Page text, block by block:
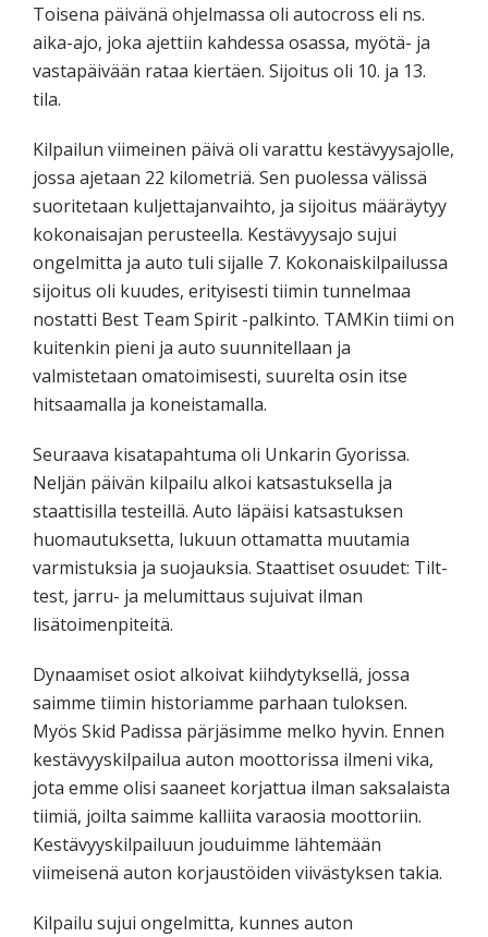
Toisena päivänä ohjelmassa oli autocross eli ns.
aika-ajo, joka ajettiin kahdessa osassa, myötä- ja
vastapäivään rataa kiertäen. Sijoitus oli 10. ja 13.
tila.
Kilpailun viimeinen päivä oli varattu kestävyysajolle,
jossa ajetaan 22 kilometriä. Sen puolessa välissä
suoritetaan kuljettajanvaihto, ja sijoitus määräytyy
kokonaisajan perusteella. Kestävyysajo sujui
ongelmitta ja auto tuli sijalle 7. Kokonaiskilpailussa
sijoitus oli kuudes, erityisesti tiimin tunnelmaa
nostatti Best Team Spirit -palkinto. TAMKin tiimi on
kuitenkin pieni ja auto suunnitellaan ja
valmistetaan omatoimisesti, suurelta osin itse
hitsaamalla ja koneistamalla.
Seuraava kisatapahtuma oli Unkarin Gyorissa.
Neljän päivän kilpailu alkoi katsastuksella ja
staattisilla testeillä. Auto läpäisi katsastuksen
huomautuksetta, lukuun ottamatta muutamia
varmistuksia ja suojauksia. Staattiset osuudet: Tilt-
test, jarru- ja melumittaus sujuivat ilman
lisätoimenpiteitä.
Dynaamiset osiot alkoivat kiihdytyksellä, jossa
saimme tiimin historiamme parhaan tuloksen.
Myös Skid Padissa pärjäsimme melko hyvin. Ennen
kestävyyskilpailua auton moottorissa ilmeni vika,
jota emme olisi saaneet korjattua ilman saksalaista
tiimiä, joilta saimme kalliita varaosia moottoriin.
Kestävyyskilpailuun jouduimme lähtemään
viimeisenä auton korjaustöiden viivästyksen takia.
Kilpailu sujui ongelmitta, kunnes auton